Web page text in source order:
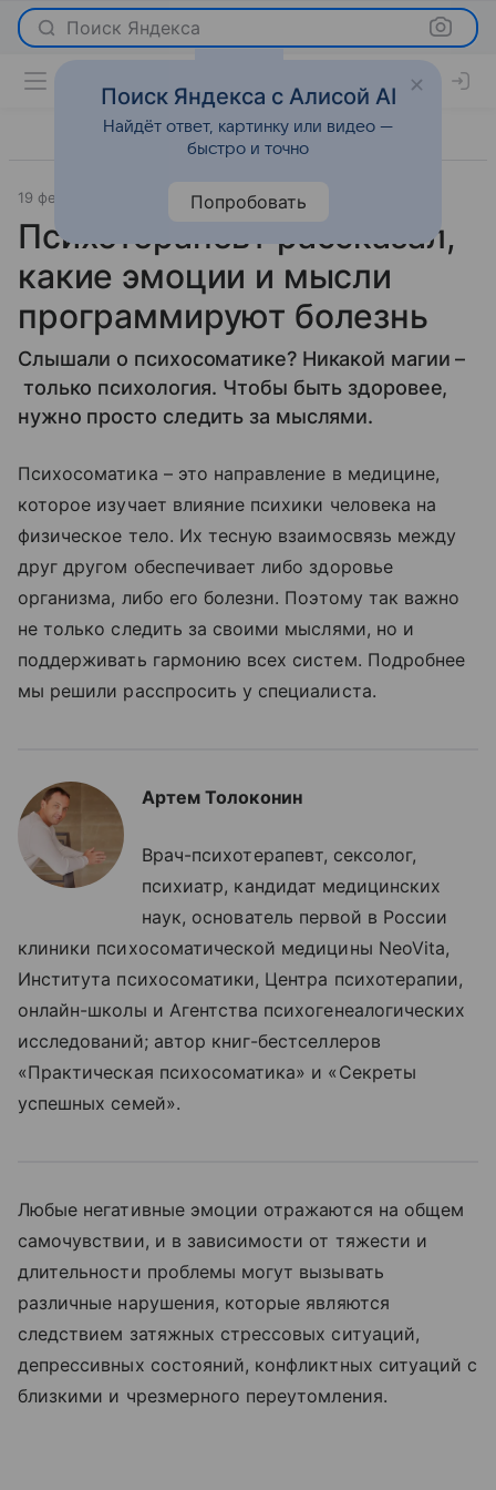
Поиск Яндекса
19 февраля 2023 О важном
Психотерапевт рассказал,
какие эмоции и мысли
программируют болезнь
Слышали о психосоматике? Никакой магии –
только психология. Чтобы быть здоровее,
нужно просто следить за мыслями.
Психосоматика – это направление в медицине,
которое изучает влияние психики человека на
физическое тело. Их тесную взаимосвязь между
друг другом обеспечивает либо здоровье
организма, либо его болезни. Поэтому так важно
не только следить за своими мыслями, но и
поддерживать гармонию всех систем. Подробнее
мы решили расспросить у специалиста.
Артем Толоконин
Врач-психотерапевт, сексолог,
психиатр, кандидат медицинских
наук, основатель первой в России
клиники психосоматической медицины NeoVita,
Института психосоматики, Центра психотерапии,
онлайн-школы и Агентства психогенеалогических
исследований; автор книг-бестселлеров
«Практическая психосоматика» и «Секреты
успешных семей».
Любые негативные эмоции отражаются на общем
самочувствии, и в зависимости от тяжести и
длительности проблемы могут вызывать
различные нарушения, которые являются
следствием затяжных стрессовых ситуаций,
депрессивных состояний, конфликтных ситуаций с
близкими и чрезмерного переутомления.
Поиск Яндекса с Алисой AI
Найдёт ответ, картинку или видео —
быстро и точно
Попробовать